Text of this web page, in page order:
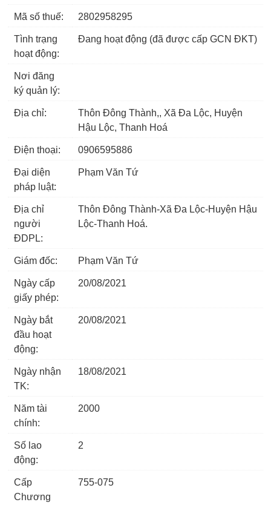
Mã số thuế: 2802958295
Tình trạng
hoạt động:
Đang hoạt động (đã được cấp GCN ĐKT)
Nơi đăng
ký quản lý:
Địa chỉ:
Thôn Đông Thành,, Xã Đa Lộc, Huyện
Hậu Lộc, Thanh Hoá
Điện thoại: 0906595886
Đại diện
pháp luật:
Phạm Văn Tứ
Địa chỉ
người
ĐDPL:
Thôn Đông Thành-Xã Đa Lộc-Huyện Hậu
Lộc-Thanh Hoá.
Giám đốc: Phạm Văn Tứ
Ngày cấp
giấy phép:
20/08/2021
Ngày bắt
đầu hoạt
động:
20/08/2021
Ngày nhận
TK:
18/08/2021
Năm tài
chính:
2000
Số lao
động:
2
Cấp
Chương
755-075